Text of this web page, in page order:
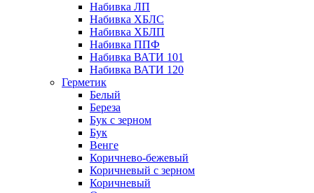
Набивка ЛП
Набивка ХБЛС
Набивка ХБЛП
Набивка ППФ
Набивка ВАТИ 101
Набивка ВАТИ 120
Герметик
Белый
Береза
Бук с зерном
Бук
Венге
Коричнево-бежевый
Коричневый с зерном
Коричневый